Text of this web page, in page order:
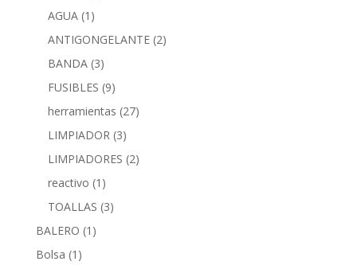
AGUA (1)
ANTIGONGELANTE (2)
BANDA (3)
FUSIBLES (9)
herramientas (27)
LIMPIADOR (3)
LIMPIADORES (2)
reactivo (1)
TOALLAS (3)
BALERO (1)
Bolsa (1)